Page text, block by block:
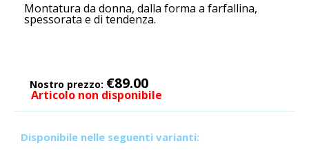
Montatura da donna, dalla forma a farfallina,
spessorata e di tendenza.
Nostro prezzo: €89.00
Articolo non disponibile
Disponibile nelle seguenti varianti: